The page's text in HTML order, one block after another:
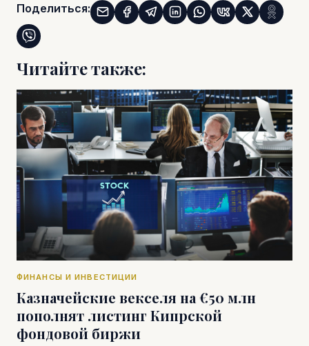
Поделиться:
Читайте также:
ФИНАНСЫ И ИНВЕСТИЦИИ
Казначейские векселя на €50 млн
пополнят листинг Кипрской
фондовой биржи